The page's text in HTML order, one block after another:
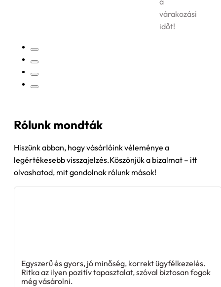
kiszállítását!
Rólunk mondták
Hiszünk abban, hogy vásárlóink véleménye a
legértékesebb visszajelzés.Köszönjük a bizalmat – itt
olvashatod, mit gondolnak rólunk mások!
Egyszerű és gyors, jó minőség, korrekt ügyfélkezelés.
Ritka az ilyen pozitív tapasztalat, szóval biztosan fogok
még vásárolni.